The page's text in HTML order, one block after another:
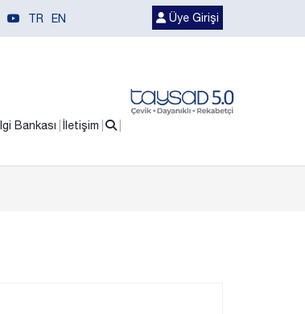
TR EN Üye Girişi
Bankası İletişim